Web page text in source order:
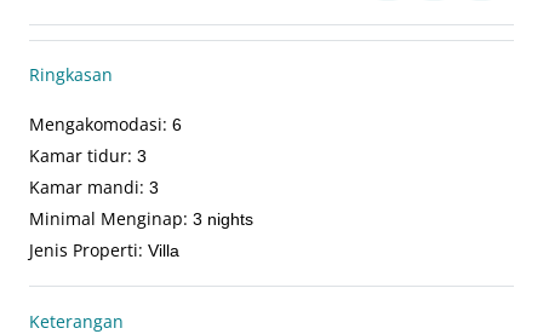
Ringkasan
Mengakomodasi: 6
Kamar tidur: 3
Kamar mandi: 3
Minimal Menginap: 3 nights
Jenis Properti: Villa
Keterangan